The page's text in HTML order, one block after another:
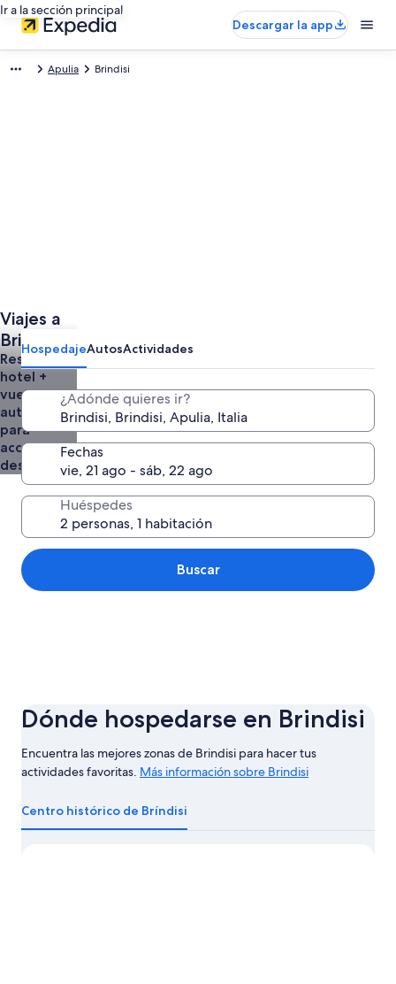
Ir a la sección principal
Descargar la app
Apulia Brindisi
Viajes a
Brindisi
Reserva un
hotel +
vuelo o
auto juntos
para
acceder a
descuentos
HospedajeAutosActividades
¿Adónde quieres ir?
Fechas
Huéspedes
Buscar
Dónde hospedarse en Brindisi
Encuentra las mejores zonas de Brindisi para hacer tus
actividades favoritas. Más información sobre Brindisi
información
sobre
Brindisi
Centro histórico de Bríndisi